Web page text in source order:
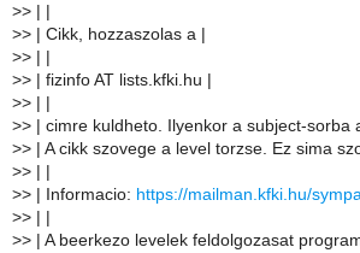
>> | |
>> | Cikk, hozzaszolas a |
>> | |
>> | fizinfo AT lists.kfki.hu |
>> | |
>> | cimre kuldheto. Ilyenkor a subject-sorba
>> | A cikk szovege a level torzse. Ez sima
>> | |
>> | Informacio: https://mailman.kfki.hu/
>> | |
>> | A beerkezo levelek feldolgozasat